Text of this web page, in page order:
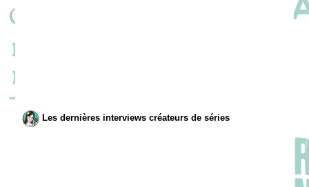
Les dernières interviews créateurs de séries